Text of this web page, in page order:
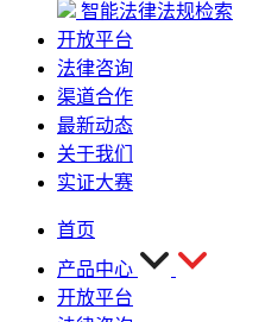
智能法律法规检索
开放平台
法律咨询
渠道合作
最新动态
关于我们
实证大赛
首页
产品中心
开放平台